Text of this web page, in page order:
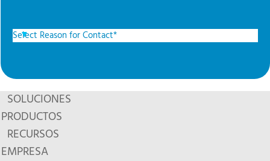
SOLUCIONES
PRODUCTOS
RECURSOS
EMPRESA